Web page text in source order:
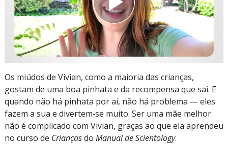
Os miúdos de Vivian, como a maioria das crianças,
gostam de uma boa pinhata e da recompensa que sai. E
quando não há pinhata por aí, não há problema — eles
fazem a sua e divertem‑se muito. Ser uma mãe melhor
não é complicado com Vivian, graças ao que ela aprendeu
no curso de Criançasdo Manual de Scientology.